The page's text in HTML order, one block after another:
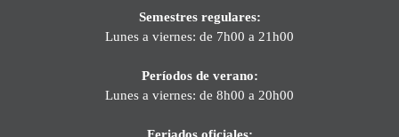
Semestres regulares:
Lunes a viernes: de 7h00 a 21h00
Períodos de verano:
Lunes a viernes: de 8h00 a 20h00
Feriados oficiales: